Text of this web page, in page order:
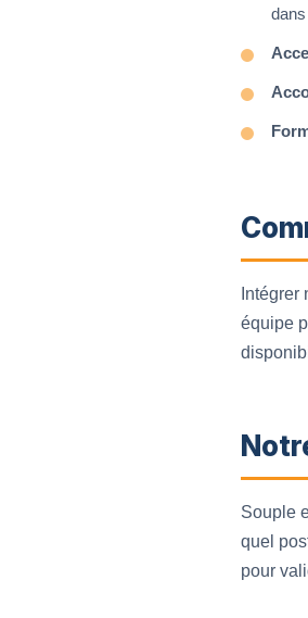
équipe
Souple
quel
pour